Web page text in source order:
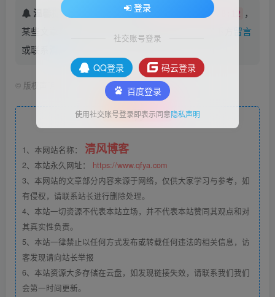
温馨提示： 本文最后更新于 2022-02-23 21:28:12
，
某些文章具有时效性，若有错误或已失效，请在下方
留言
或联系
© 版权声明
文章版权声
明
1、本网站名称： 清风博客
2、本站永久网址： https://www.qfya.com
3、本网站的文章部分内容来源于网络，仅供大家学习与参考，如
有侵权，请联系站长进行删除处理。
4、本站一切资源不代表本站立场，并不代表本站赞同其观点和对
其真实性负责。
5、本站一律禁止以任何方式发布或转载任何违法的相关信息，访
客发现请向站长举报
6、本站资源大多存储在云盘，如发现链接失效，请联系我们我们
会第一时间更新。
登录
社交账号登录
QQ登录
码云登录
百度登录
使用社交账号登录即表示同意隐私声明